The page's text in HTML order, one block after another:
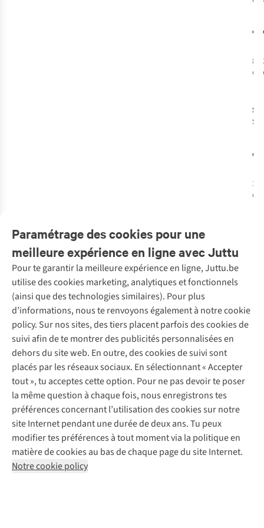
8
3
Paramétrage des cookies pour une
meilleure expérience en ligne avec Juttu
Pour te garantir la meilleure expérience en ligne, Juttu.be
utilise des cookies marketing, analytiques et fonctionnels
(ainsi que des technologies similaires). Pour plus
d’informations, nous te renvoyons également à notre cookie
policy. Sur nos sites, des tiers placent parfois des cookies de
suivi afin de te montrer des publicités personnalisées en
dehors du site web. En outre, des cookies de suivi sont
placés par les réseaux sociaux. En sélectionnant « Accepter
tout », tu acceptes cette option. Pour ne pas devoir te poser
la même question à chaque fois, nous enregistrons tes
préférences concernant l’utilisation des cookies sur notre
site Internet pendant une durée de deux ans. Tu peux
modifier tes préférences à tout moment via la politique en
matière de cookies au bas de chaque page du site Internet.
Notre cookie policy
Service client
Questions fréquentes
Commander
Payer
10 % réduction étudiants
Klarna : post-paiement
Livraison
Retourner
Rétractation d'une commande
Garantie
Contact
Nos services
Vintage - ReJUsed
Atelier de couture
Personal shopping
Boîte à vêtements
Événements / ateliers
Juttu
Qui sommes-nous ?
Juttu Friends
Inspiration
Travailler chez Juttu
Nos magasins
Le monde de Juttu
Entrepreneuriat responsable
Déclaration d’accessibilité
Abonne-toi à la newsletter
Suivez-nous